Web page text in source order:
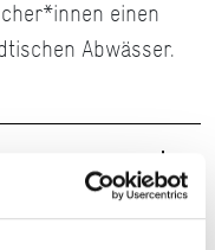
einen
Abwässer.